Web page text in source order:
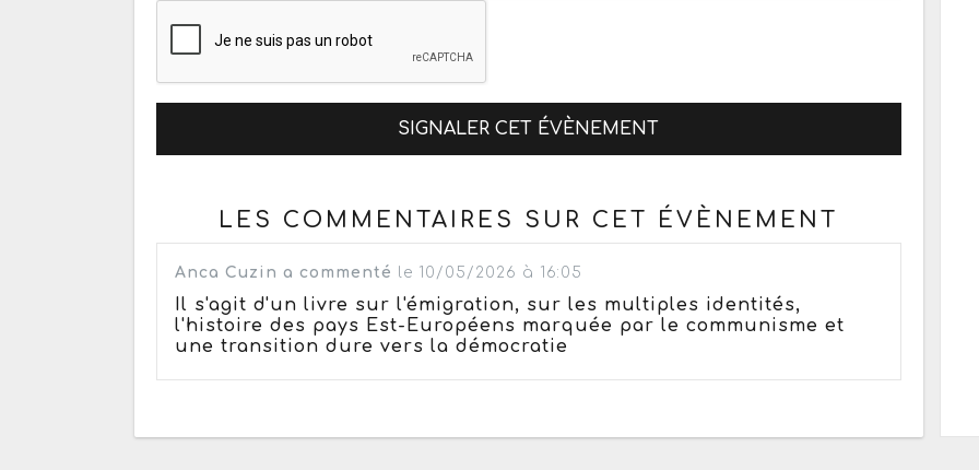
SIGNALER CET ÉVÈNEMENT
LES COMMENTAIRES SUR CET ÉVÈNEMENT
Anca Cuzin a commenté le 10/05/2026 à 16:05
Il s'agit d'un livre sur l'émigration, sur les multiples identités,
l'histoire des pays Est-Européens marquée par le communisme et
une transition dure vers la démocratie